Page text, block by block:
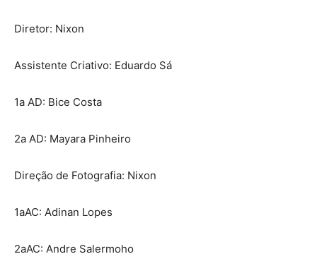
Diretor: Nixon
Assistente Criativo: Eduardo Sá
1a AD: Bice Costa
2a AD: Mayara Pinheiro
Direção de Fotografia: Nixon
1aAC: Adinan Lopes
2aAC: Andre Salermoho